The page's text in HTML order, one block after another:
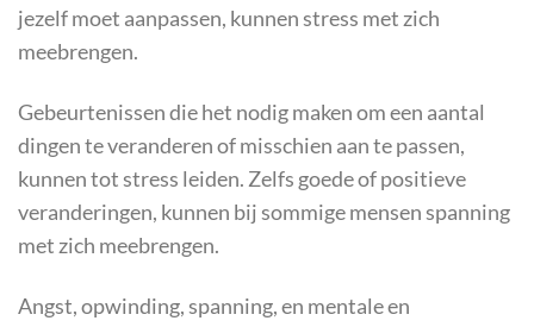
jezelf moet aanpassen, kunnen stress met zich
meebrengen.
Gebeurtenissen die het nodig maken om een aantal
dingen te veranderen of misschien aan te passen,
kunnen tot stress leiden. Zelfs goede of positieve
veranderingen, kunnen bij sommige mensen spanning
met zich meebrengen.
Angst, opwinding, spanning, en mentale en